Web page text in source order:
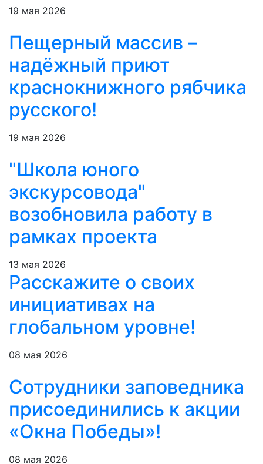
19 мая 2026
Пещерный массив –
надёжный приют
краснокнижного рябчика
русского!
19 мая 2026
"Школа юного
экскурсовода"
возобновила работу в
рамках проекта
13 мая 2026
Расскажите о своих
инициативах на
глобальном уровне!
08 мая 2026
Сотрудники заповедника
присоединились к акции
«Окна Победы»!
08 мая 2026